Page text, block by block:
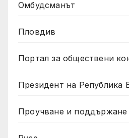
Омбудсманът
Пловдив
Портал за обществени
Президент на Република
Проучване и поддържане